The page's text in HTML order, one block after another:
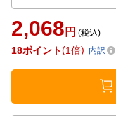
2,068 円 (税込)
18ポイント 1倍 内訳